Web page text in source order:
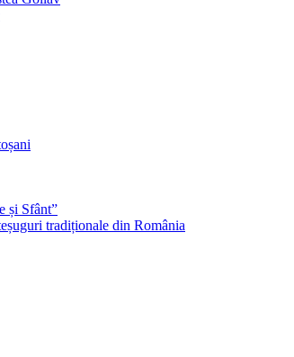
și Sfânt”
tradiționale din România